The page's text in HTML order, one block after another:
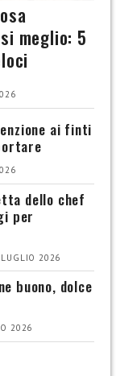
meglio: 5
ai finti
dello chef
per
2026
buono, dolce
2026